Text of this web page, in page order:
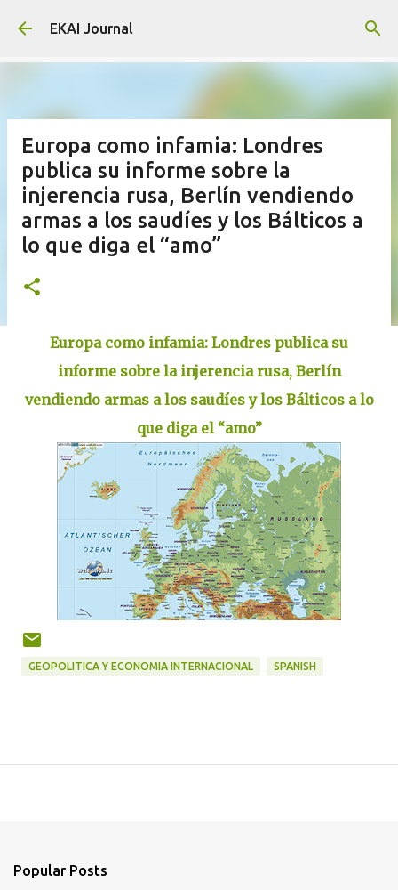
EKAI Journal
Europa como infamia: Londres
publica su informe sobre la
injerencia rusa, Berlín vendiendo
armas a los saudíes y los Bálticos a
lo que diga el “amo”
Europa como infamia: Londres publica su
informe sobre la injerencia rusa, Berlín
vendiendo armas a los saudíes y los Bálticos a lo
que diga el “amo”
GEOPOLITICA Y ECONOMIA INTERNACIONAL SPANISH
Popular Posts